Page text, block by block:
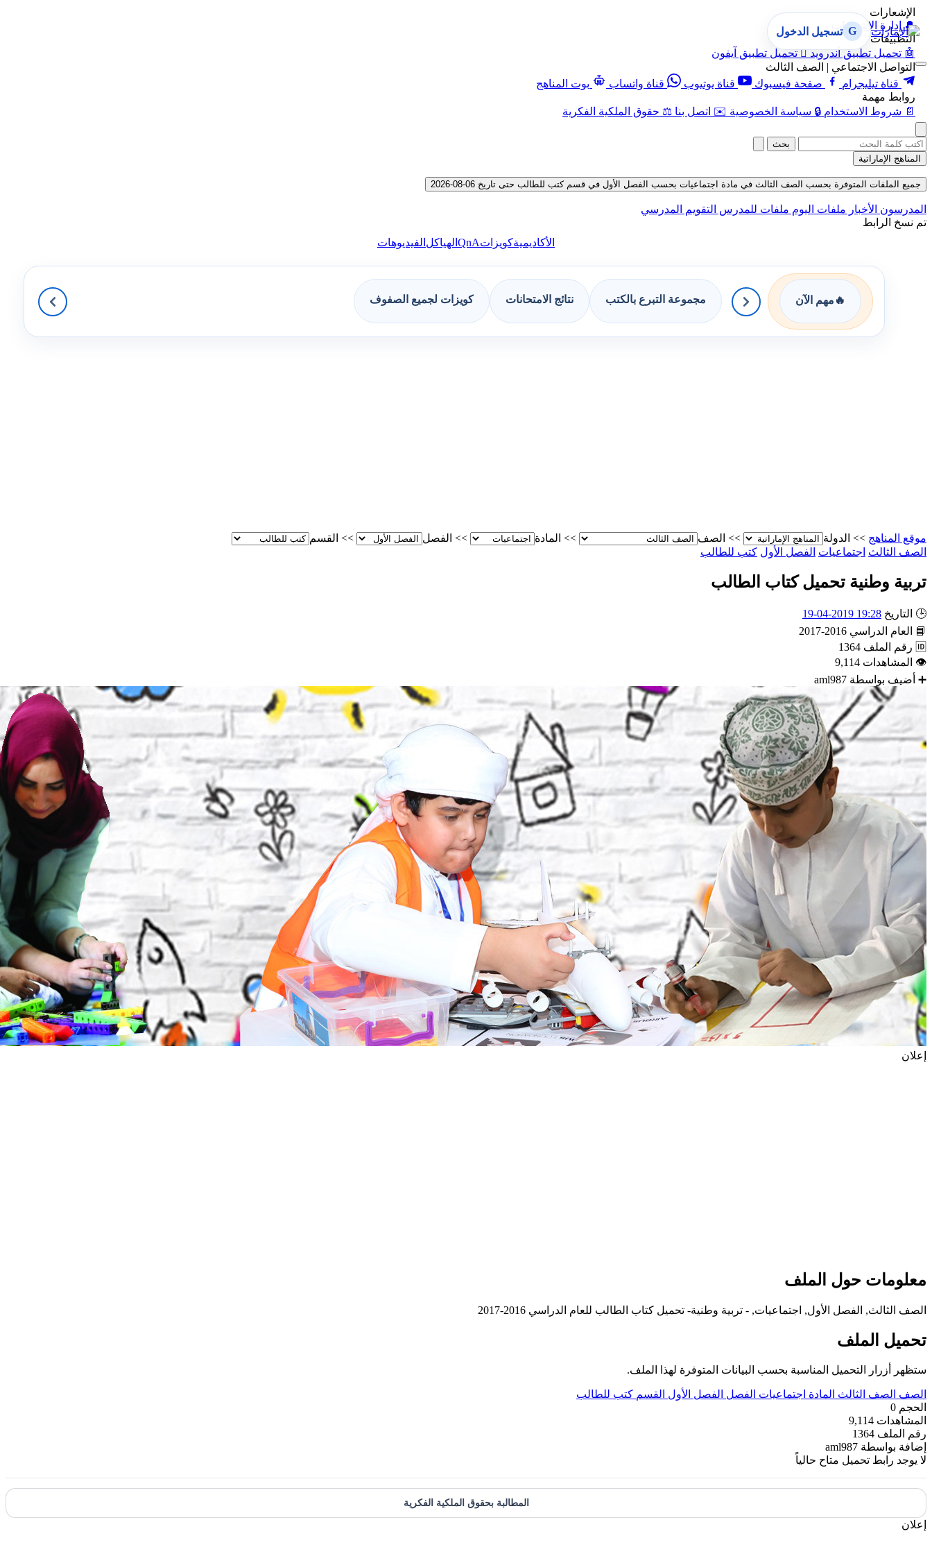
الإشعارات
🔔 إدارة الإشعارات
التطبيقات
🤖 تحميل تطبيق أندرويد  تحميل تطبيق آيفون
التواصل الاجتماعي | الصف الثالث
قناة تيليجرام
صفحة فيسبوك قناة يوتيوب قناة واتساب
بوت المناهج
روابط مهمة
📄 شروط الاستخدام 🔒 سياسة الخصوصية ✉️ اتصل بنا ⚖️ حقوق الملكية الفكرية
G تسجيل الدخول
بحث
المناهج الإماراتية
جميع الملفات المتوفرة بحسب الصف الثالث في مادة اجتماعيات بحسب الفصل الأول في قسم كتب للطالب حتى تاريخ 06-08-2026
المدرسون الأخبار ملفات اليوم ملفات للمدرس التقويم المدرسي
تم نسخ الرابط
الأكاديميةكويزاتQnA الهياكل الفيديوهات
🔥 مهم الآن مجموعة التبرع بالكتب نتائج الامتحانات كويزات لجميع الصفوف
موقع المناهج >> الدولة >> الصف >> المادة >> الفصل >> القسم
الصف الثالث اجتماعيات الفصل الأول كتب للطالب
تربية وطنية تحميل كتاب الطالب
🕒 التاريخ 19:28 2019-04-19
📘
العام الدراسي 2016-2017
🆔 رقم الملف 1364
👁 المشاهدات 9,114
➕ أضيف بواسطة aml987
إعلان
معلومات حول الملف
الصف الثالث, الفصل الأول, اجتماعيات, - تربية وطنية- تحميل كتاب الطالب للعام الدراسي 2016-2017
تحميل الملف
ستظهر أزرار التحميل المناسبة بحسب البيانات المتوفرة لهذا الملف.
الصف الصف الثالث المادة اجتماعيات الفصل الفصل الأول القسم كتب للطالب
الحجم 0
المشاهدات 9,114
رقم الملف 1364
إضافة بواسطة aml987
لا يوجد رابط تحميل متاح حالياً
المطالبة بحقوق الملكية الفكرية
إعلان